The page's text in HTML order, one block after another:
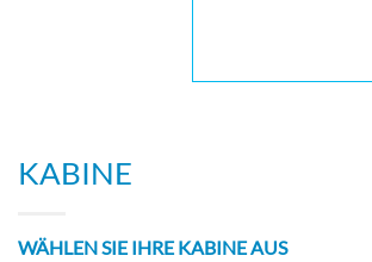
KABINE
WÄHLEN SIE IHRE KABINE AUS